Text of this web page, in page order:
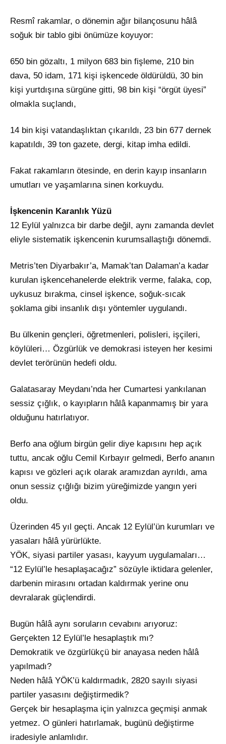
Resmî rakamlar, o dönemin ağır bilançosunu hâlâ
soğuk bir tablo gibi önümüze koyuyor:
650 bin gözaltı, 1 milyon 683 bin fişleme, 210 bin
dava, 50 idam, 171 kişi işkencede öldürüldü, 30 bin
kişi yurtdışına sürgüne gitti, 98 bin kişi “örgüt üyesi”
olmakla suçlandı,
14 bin kişi vatandaşlıktan çıkarıldı, 23 bin 677 dernek
kapatıldı, 39 ton gazete, dergi, kitap imha edildi.
Fakat rakamların ötesinde, en derin kayıp insanların
umutları ve yaşamlarına sinen korkuydu.
İşkencenin Karanlık Yüzü
12 Eylül yalnızca bir darbe değil, aynı zamanda devlet
eliyle sistematik işkencenin kurumsallaştığı dönemdi.
Metris’ten Diyarbakır’a, Mamak’tan Dalaman’a kadar
kurulan işkencehanelerde elektrik verme, falaka, cop,
uykusuz bırakma, cinsel işkence, soğuk-sıcak
şoklama gibi insanlık dışı yöntemler uygulandı.
Bu ülkenin gençleri, öğretmenleri, polisleri, işçileri,
köylüleri… Özgürlük ve demokrasi isteyen her kesimi
devlet terörünün hedefi oldu.
Galatasaray Meydanı’nda her Cumartesi yankılanan
sessiz çığlık, o kayıpların hâlâ kapanmamış bir yara
olduğunu hatırlatıyor.
Berfo ana oğlum birgün gelir diye kapısını hep açık
tuttu, ancak oğlu Cemil Kırbayır gelmedi, Berfo ananın
kapısı ve gözleri açık olarak aramızdan ayrıldı, ama
onun sessiz çığlığı bizim yüreğimizde yangın yeri
oldu.
Üzerinden 45 yıl geçti. Ancak 12 Eylül’ün kurumları ve
yasaları hâlâ yürürlükte.
YÖK, siyasi partiler yasası, kayyum uygulamaları…
“12 Eylül’le hesaplaşacağız” sözüyle iktidara gelenler,
darbenin mirasını ortadan kaldırmak yerine onu
devralarak güçlendirdi.
Bugün hâlâ aynı soruların cevabını arıyoruz:
Gerçekten 12 Eylül’le hesaplaştık mı?
Demokratik ve özgürlükçü bir anayasa neden hâlâ
yapılmadı?
Neden hâlâ YÖK’ü kaldırmadık, 2820 sayılı siyasi
partiler yasasını değiştirmedik?
Gerçek bir hesaplaşma için yalnızca geçmişi anmak
yetmez. O günleri hatırlamak, bugünü değiştirme
iradesiyle anlamlıdır.